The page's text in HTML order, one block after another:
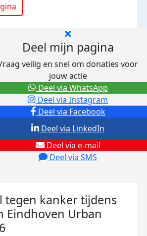
Deel mijn pagina
veilig en snel om donaties voor
jouw actie
Deel via Facebook
Deel via Instagram
Deel via e-mail
Deel via SMS
Deel via LinkedIn
Deel via WhatsApp
tegen kanker tijdens
Eindhoven Urban